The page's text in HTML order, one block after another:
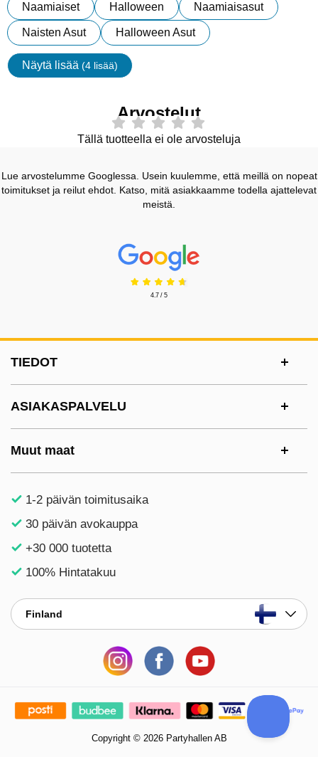
Naamiaiset Halloween Naamiaisasut
Naisten Asut Halloween Asut
Näytä lisää (4 lisää)
ominaisuudet
Arvostelut
Tällä tuotteella ei ole arvosteluja
Lue arvostelumme Googlessa. Usein kuulemme, että meillä on nopeat
toimitukset ja reilut ehdot. Katso, mitä asiakkaamme todella ajattelevat
meistä.
Prisjakt Arvostelu: 4.7 Tähdet
4.7 / 5
TIEDOT
ASIAKASPALVELU
Muut maat
1-2 päivän toimitusaika
30 päivän avokauppa
+30 000 tuotetta
100% Hintatakuu
Finland
Copyright © 2026 Partyhallen AB